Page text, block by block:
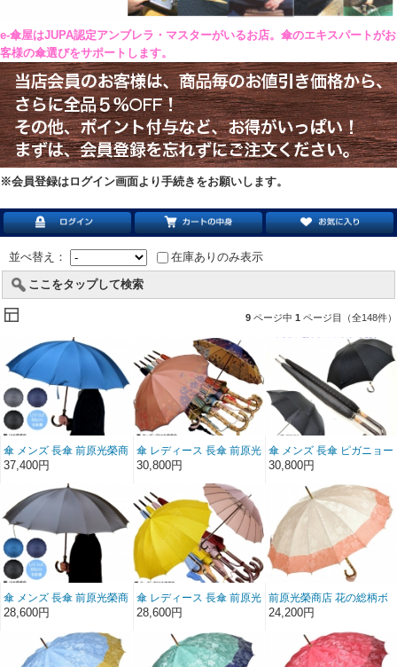
e-傘屋はJUPA認定アンブレラ・マスターがいるお店。傘のエキスパートがお
客様の傘選びをサポートします。
※会員登録はログイン画面より手続きをお願いします。
並べ替え： 在庫ありのみ表示
ここをタップして検索
9 ページ中 1 ページ目（全148件）
傘 メンズ 長傘 前原光榮商
店 大判 カーボン 16本骨
TRAD-16 LONG
CARBON 無地 前原傘 か
さ 皇室御用達前原光栄商
店製 紳士用 男
37,400円
傘 レディース 長傘 前原光
榮商店 カーボン 16本骨
Florist フローリスト-
Carbon 婦人用 前原傘 か
さ 皇室御用達 前原光栄商
店製
30,800円
傘 メンズ 長傘 ピガニョー
ル フランス製 ジャガード
65cm 8本骨 木製手元 紳
士用 かさ 男
30,800円
傘 メンズ 長傘 前原光榮商
店 16本骨 雨傘 晴雨兼用
傘 NEW TRAD-16 無地 前
原傘 かさ 皇室御用達前原
光栄商店製 紳士用 男
28,600円
傘 レディース 長傘 前原光
榮商店 カーボン 16本骨
雨傘 ラインアート柄 ジャ
ガード EN えん カエデ手
元 婦人用 前原傘 かさ 皇
室御用達 前原光栄商店製
28,600円
前原光榮商店 花の総柄ボ
ーダージャガード婦人用
16本骨雨傘(ローズ)皇室
御用達前原光栄商店製
24,200円